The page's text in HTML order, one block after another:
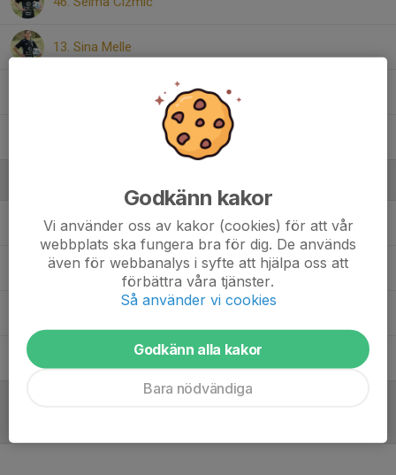
13. Sina Melle
21. Valerie Arvidsson
Elin LydersonLedare
Mikael QviströmLedare
Tobias WesterLedare
Godkänn kakor
Vi använder oss av kakor (cookies) för att vår
webbplats ska fungera bra för dig. De används
även för webbanalys i syfte att hjälpa oss att
förbättra våra tjänster.
Så använder vi cookies
Godkänn alla kakor
Bara nödvändiga